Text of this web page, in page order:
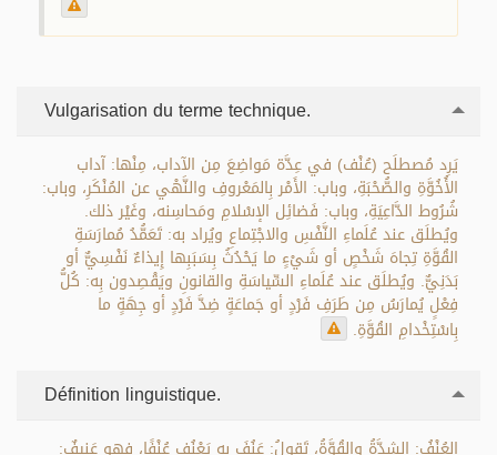
Vulgarisation du terme technique.
يَرِد مُصطلَح (عُنْف) في عِدَّة مَواضِعَ مِن الآداب، مِنْها: آداب
الأُخُوَّةِ والصُّحْبَةِ، وباب: الأَمْر بِالمَعْروفِ والنَّهْي عن المُنْكَرِ، وباب:
شُرُوط الدَّاعِيَةِ، وباب: فَضائِل الإسْلامِ ومَحاسِنه، وغَيْر ذلك.
ويُطلَق عند عُلَماءِ النَّفْسِ والاجْتِماعِ ويُراد به: تَعَمُّدُ مُمارَسَةِ
القُوَّةِ تِجاهَ شَخْصٍ أو شَيْءٍ ما يَحْدُثُ بِسَبَبِها إِيذاءٌ نَفْسِيٌّ أو
بَدَنِيٌّ. ويُطلَق عند عُلَماءِ السِّياسَةِ والقانونِ ويَقْصِدون بِه: كُلُّ
فِعْلٍ يُمارَسُ مِن طَرَفِ فَرْدٍ أو جَماعَةٍ ضِدَّ فَرْدٍ أو جِهَةٍ ما
بِاسْتِخْدامِ القُوَّةِ.
Définition linguistique.
العُنْفُ: الشِدَّةُ والقُوَّةُ، تَقولُ: عَنُفَ بِهِ يَعْنُف عُنْفًا، فهو عَنِيفٌ: